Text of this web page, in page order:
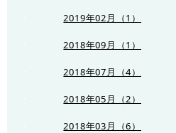
2019年02月（1）
2018年09月（1）
2018年07月（4）
2018年05月（2）
2018年03月（6）